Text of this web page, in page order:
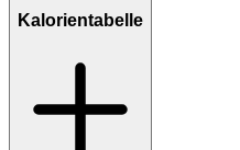
Kalorientabelle